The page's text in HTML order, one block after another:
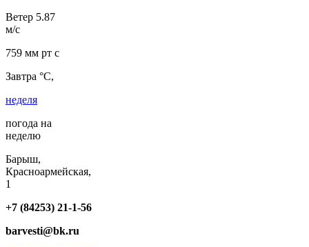
Ветер 5.87
м/с
759 мм рт с
Завтра °C,
неделя
погода на
неделю
Барыш,
Красноармейская,
1
+7 (84253) 21-1-56
barvesti@bk.ru